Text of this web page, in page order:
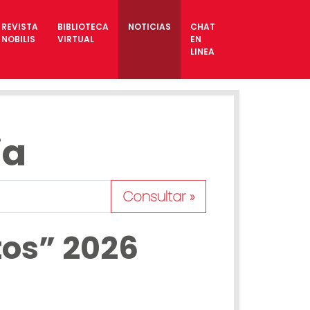
REVISTA
NOBILIS
BIBLIOTECA
VIRTUAL
NOTICIAS
CHAT
EN
LINEA
Consultar »
2026